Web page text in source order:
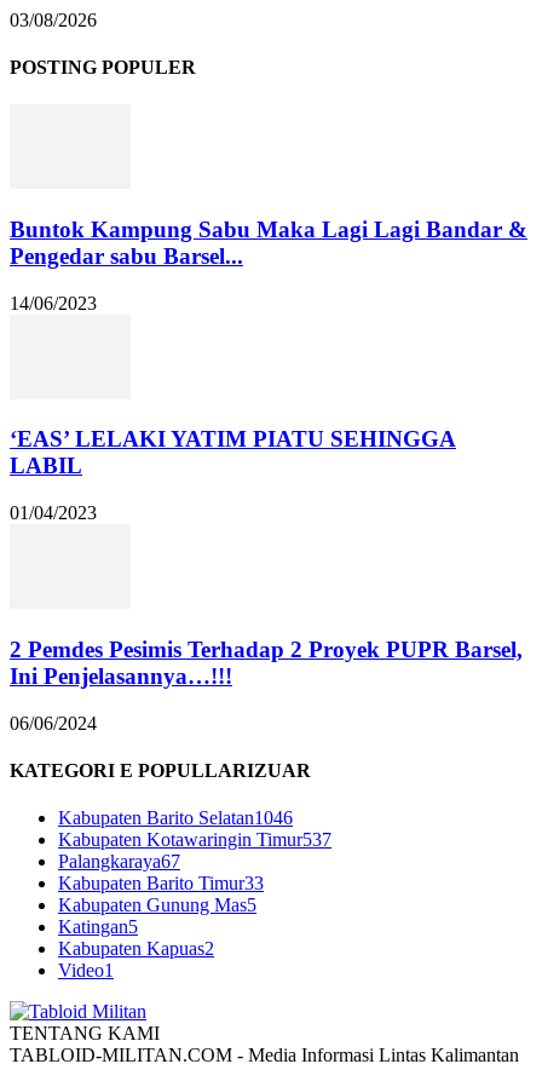
03/08/2026
POSTING POPULER
Buntok Kampung Sabu Maka Lagi Lagi Bandar &
Pengedar sabu Barsel...
14/06/2023
‘EAS’ LELAKI YATIM PIATU SEHINGGA
LABIL
01/04/2023
2 Pemdes Pesimis Terhadap 2 Proyek PUPR Barsel,
Ini Penjelasannya…!!!
06/06/2024
KATEGORI E POPULLARIZUAR
Kabupaten Barito Selatan1046
Kabupaten Kotawaringin Timur537
Palangkaraya67
Kabupaten Barito Timur33
Kabupaten Gunung Mas5
Katingan5
Kabupaten Kapuas2
Video1
TENTANG KAMI
TABLOID-MILITAN.COM - Media Informasi Lintas Kalimantan